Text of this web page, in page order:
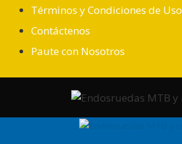
Saltar
contenido
Términos y Condiciones de Uso
Contáctenos
Paute con Nosotros